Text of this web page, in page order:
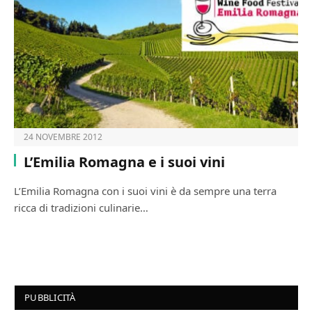
24 NOVEMBRE 2012
L’Emilia Romagna e i suoi vini
L’Emilia Romagna con i suoi vini è da sempre una terra
ricca di tradizioni culinarie…
PUBBLICITÀ